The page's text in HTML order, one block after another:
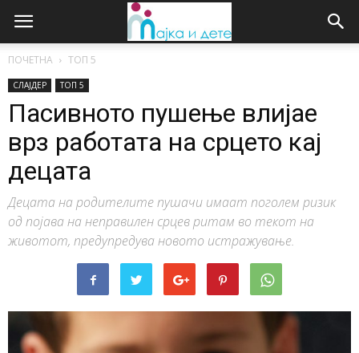
ПОЧЕТНА ТОП 5
СЛАЈДЕР ТОП 5
Пасивното пушење влијае
врз работата на срцето кај
децата
Децата на родителите пушачи имаат поголем ризик
од појава на неправилен срцев ритам во текот на
животот, предупредува новото истражување.